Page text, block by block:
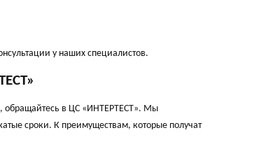
у наших специалистов.
обращайтесь в ЦС «ИНТЕРТЕСТ». Мы
сроки. К преимуществам, которые получат